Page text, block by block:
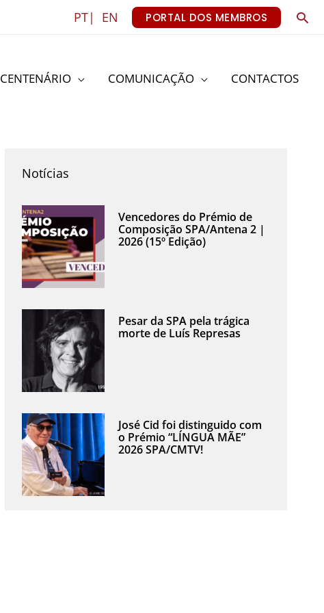
PT| EN PORTAL DOS MEMBROS
CENTENÁRIO COMUNICAÇÃO CONTACTOS
Notícias
Vencedores do Prémio de
Composição SPA/Antena 2 |
2026 (15º Edição)
Pesar da SPA pela trágica
morte de Luís Represas
José Cid foi distinguido com
o Prémio “LÍNGUA MÃE”
2026 SPA/CMTV!